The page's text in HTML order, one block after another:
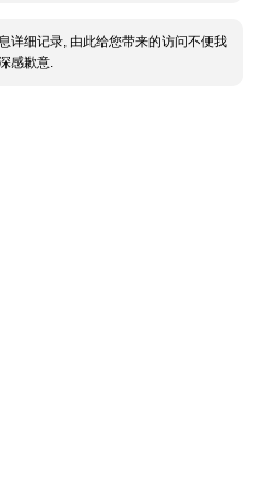
详细记录, 由此给您带来的访问不便我
感歉意.